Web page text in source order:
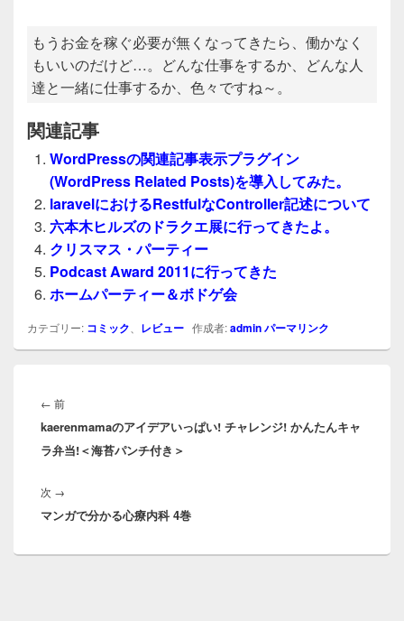
もうお金を稼ぐ必要が無くなってきたら、働かなく
もいいのだけど…。どんな仕事をするか、どんな人
達と一緒に仕事するか、色々ですね～。
関連記事
WordPressの関連記事表示プラグイン
(WordPress Related Posts)を導入してみた。
laravelにおけるRestfulなController記述について
六本木ヒルズのドラクエ展に行ってきたよ。
クリスマス・パーティー
Podcast Award 2011に行ってきた
ホームパーティー＆ボドゲ会
カテゴリー: コミック レビュー 作成者:adminパーマリンク
稿
ナ
ビ
ゲ
シ
ョ
← 前前
の
投
kaerenmamaのアイデアいっぱい! チャレンジ! かんたんキャ
ラ弁当!＜海苔パンチ付き＞
次 →
の
稿:
マンガで分かる心療内科 4巻